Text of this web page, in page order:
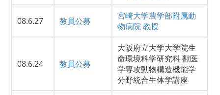
08.6.27 教員公募
宮崎大学農学部附属動
物病院 教授
08.6.24 教員公募
大阪府立大学大学院生
命環境科学研究科 獣医
学専攻動物構造機能学
分野統合生体学講座